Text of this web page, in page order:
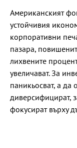
Американският
устойчивия
корпоративни
пазара,
лихвените
увеличават. За
паникьосват, а да
диверсифицират,
фокусират върху